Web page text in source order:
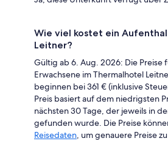
Wie viel kostet ein
Leitner?
Gültig ab 6. Aug. 2026: Die Preise
Erwachsene im Thermalhotel
beginnen bei 361 € (inklusive
Preis basiert auf dem niedrigsten
nächsten 30 Tage, der jeweils in
gefunden wurde. Die Preise
Reisedaten, um genauere Preise